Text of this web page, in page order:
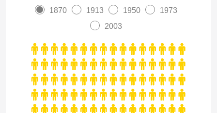
1870 1913 1950
1973
2003